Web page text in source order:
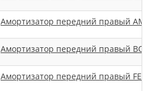
Амортизатор передний правый AMD
Амортизатор передний правый
Амортизатор передний правый